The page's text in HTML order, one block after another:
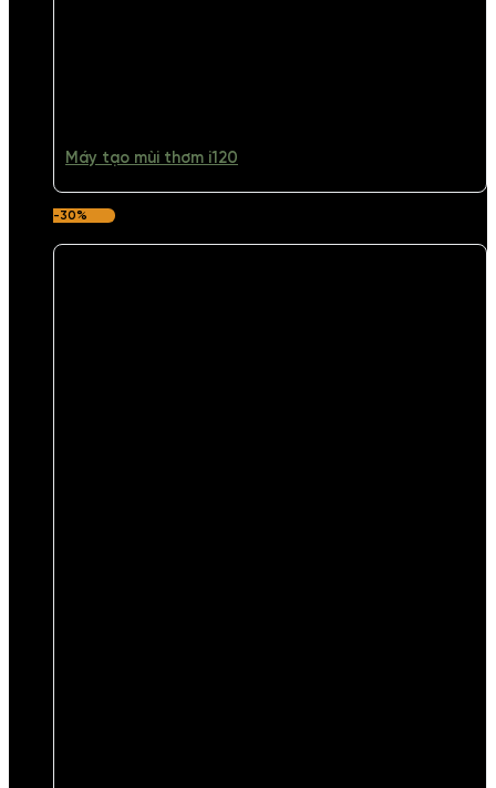
Máy tạo mùi thơm i120
-30%